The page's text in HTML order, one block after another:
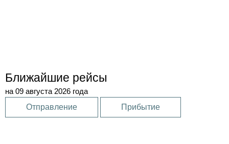
Ближайшие рейсы
на 09 августа 2026 года
Отправление
Прибытие